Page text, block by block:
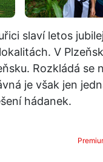
slaví letos
V
Rozkládá
je však jen
hádanek.